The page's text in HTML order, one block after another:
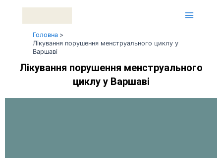
Перейти
Main
Головна
Лікування порушення менструального циклу у
Варшаві
Лікування порушення менструального
циклу у Варшаві